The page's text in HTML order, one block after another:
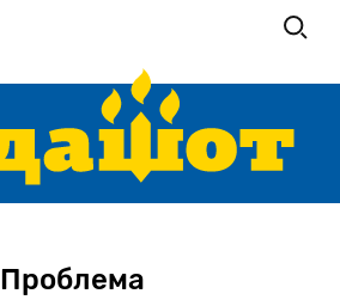
Проблема